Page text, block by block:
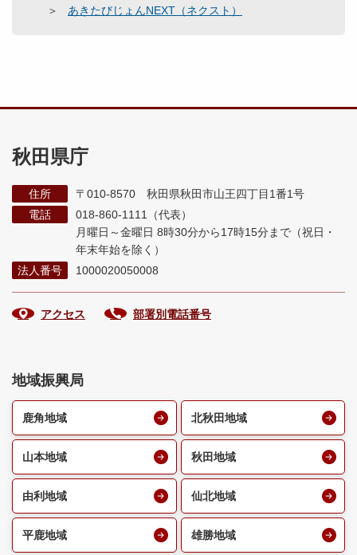
あきたびじょんNEXT（ネクスト）
秋田県庁
住所
〒010-8570 秋田県秋田市山王四丁目1番1号
電話
018-860-1111（代表）
月曜日～金曜日 8時30分から17時15分まで （祝日・
年末年始を除く）
法人番号
1000020050008
アクセス 部署別電話番号
地域振興局
鹿角地域 北秋田地域
山本地域 秋田地域
由利地域 仙北地域
平鹿地域 雄勝地域